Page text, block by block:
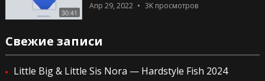
30:41
Апр 29, 2022 3Kпросмотров
Свежие записи
Little Big & Little Sis Nora — Hardstyle Fish 2024